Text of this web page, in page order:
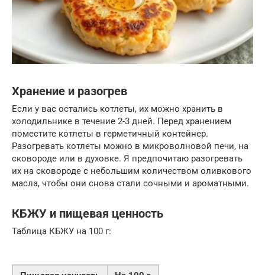
Хранение и разогрев
Если у вас остались котлеты, их можно хранить в
холодильнике в течение 2-3 дней. Перед хранением
поместите котлеты в герметичный контейнер.
Разогревать котлеты можно в микроволновой печи, на
сковороде или в духовке. Я предпочитаю разогревать
их на сковороде с небольшим количеством оливкового
масла, чтобы они снова стали сочными и ароматными.
КБЖУ и пищевая ценность
Таблица КБЖУ на 100 г: